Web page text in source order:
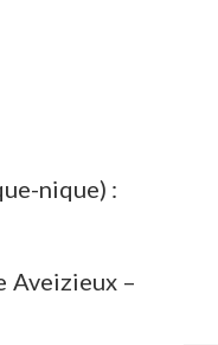
nique) :
Aveizieux –